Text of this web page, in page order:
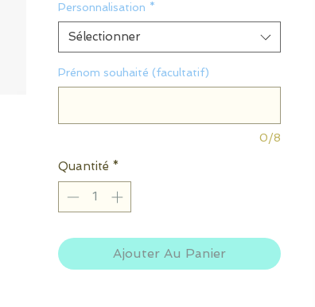
Personnalisation *
Sélectionner
Prénom souhaité (facultatif)
0/8
Quantité *
Ajouter Au Panier